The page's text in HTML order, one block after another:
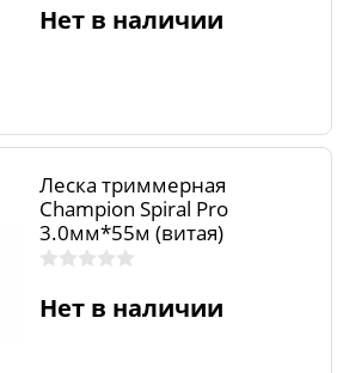
Нет в наличии
Леска триммерная
Champion Spiral Pro
3.0мм*55м (витая)
Нет в наличии